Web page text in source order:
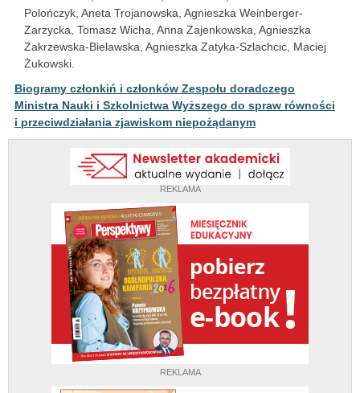
REKLAMA
REKLAMA
Polończyk, Aneta Trojanowska, Agnieszka Weinberger-
Zarzycka, Tomasz Wicha, Anna Zajenkowska, Agnieszka
Zakrzewska-Bielawska, Agnieszka Zatyka-Szlachcic, Maciej
Żukowski.
Biogramy członkiń i członków Zespołu doradczego
Ministra Nauki i Szkolnictwa Wyższego do spraw równości
i przeciwdziałania zjawiskom niepożądanym